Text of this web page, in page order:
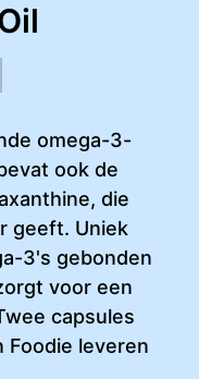
omega-3-
ook de
die
geeft. Uniek
3's gebonden
voor een
capsules
Foodie leveren